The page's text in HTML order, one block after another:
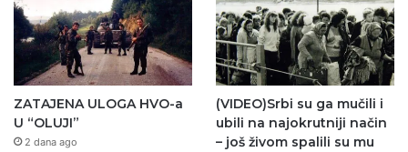
ZATAJENA ULOGA HVO-a
U “OLUJI”
2 dana ago
(VIDEO)Srbi su ga mučili i
ubili na najokrutniji način
– još živom spalili su mu